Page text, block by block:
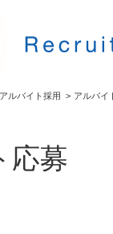
アルバイト採用 > アルバイ
応募